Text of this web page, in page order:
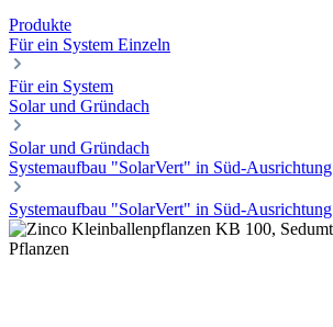
Produkte
Für ein System Einzeln
Für ein System
Solar und Gründach
Solar und Gründach
Systemaufbau "SolarVert" in Süd-Ausrichtung
Systemaufbau "SolarVert" in Süd-Ausrichtung